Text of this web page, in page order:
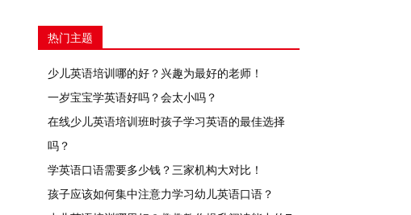
热门主题
少儿英语培训哪的好？兴趣为最好的老师！
一岁宝宝学英语好吗？会太小吗？
在线少儿英语培训班时孩子学习英语的最佳选择
吗？
学英语口语需要多少钱？三家机构大对比！
孩子应该如何集中注意力学习幼儿英语口语？